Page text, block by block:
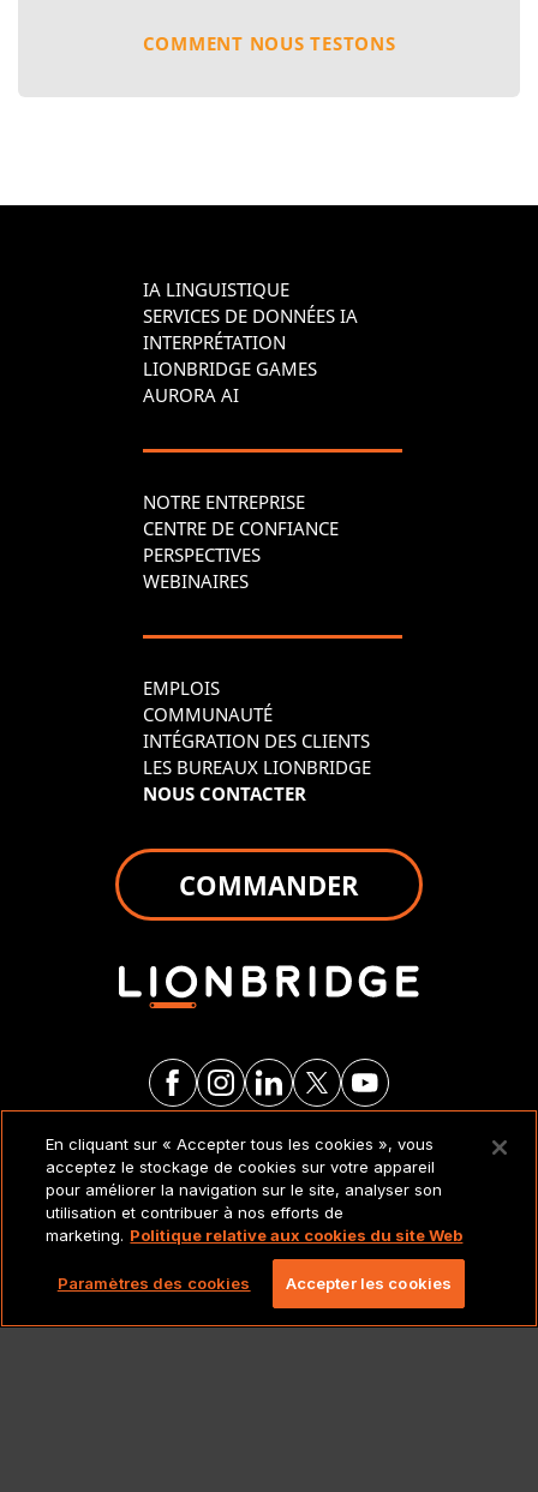
COMMENT NOUS TESTONS
IA LINGUISTIQUE
SERVICES DE DONNÉES IA
INTERPRÉTATION
LIONBRIDGE GAMES
AURORA AI
NOTRE ENTREPRISE
CENTRE DE CONFIANCE
PERSPECTIVES
WEBINAIRES
EMPLOIS
COMMUNAUTÉ
INTÉGRATION DES CLIENTS
LES BUREAUX LIONBRIDGE
NOUS CONTACTER
COMMANDER
MENTIONS LÉGALES ET
POLITIQUES
Copyright 2026 Lionbridge Technologies, LLC. Tous
droits réservés.
En cliquant sur « Accepter tous les cookies », vous
acceptez le stockage de cookies sur votre appareil
pour améliorer la navigation sur le site, analyser son
utilisation et contribuer à nos efforts de
marketing. Politique relative aux cookies du site Web
Paramètres des cookies Accepter les cookies